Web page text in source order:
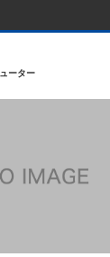
ーター